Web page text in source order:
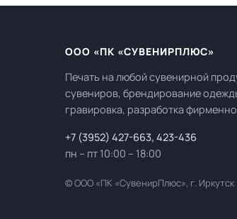
ООО «ПК «СУВЕНИРПЛЮС»
Печать на любой сувенирной
сувениров, брендирование
гравировка, разработка
+7 (3952) 427-663, 423-436
пн – пт 10:00 – 18:00
© ООО «ПК «СувенирПлюс», г. Иркутск